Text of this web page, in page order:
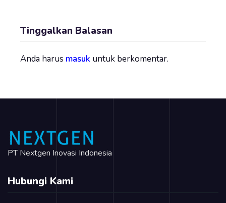
Tinggalkan Balasan
Anda harus masuk untuk berkomentar.
PT Nextgen Inovasi Indonesia
Hubungi Kami